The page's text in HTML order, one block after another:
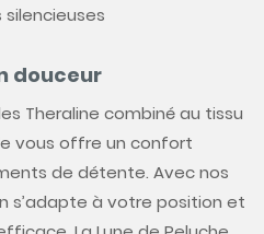
douceur
Theraline combiné au tissu
vous offre un confort
de détente. Avec nos
s’adapte à votre position et